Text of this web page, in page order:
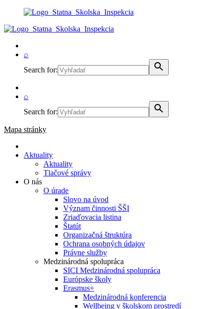
⌕
Search for:
⌕
Search for:
Mapa stránky
Aktuality
Aktuality
Tlačové správy
O nás
O úrade
Slovo na úvod
Význam činnosti ŠŠI
Zriaďovacia listina
Štatút
Organizačná štruktúra
Ochrana osobných údajov
Právne služby
Medzinárodná spolupráca
SICI Medzinárodná spolupráca
Európske školy
Erasmus+
Medzinárodná konferencia
Wellbeing v školskom prostredí